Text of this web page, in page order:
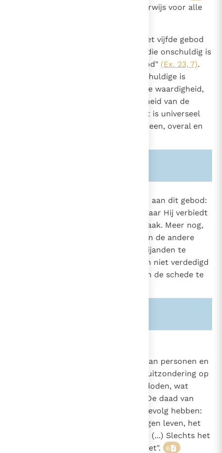
En dit inzicht blijft noodzakelijkerwijs voor alle
De Schrift preciseert wat door het vijfde gebod
verboden wordt: "Breng iemand die onschuldig is
en in zijn recht staat niet ter dood" (Ex. 23, 7).
Het vrijwillig doden van een onschuldige is
ernstig in strijd met de menselijke waardigheid,
met de gulden regel en de heiligheid van de
Schepper. De wet die dit verbiedt is universeel
geldig: zij verplicht allen en iedereen, overal en
In de Bergrede herinnert de Heer aan dit gebod:
maar Hij verbiedt
eveneens alle woede, haat en wraak. Meer nog,
Christus vraagt aan zijn leerlingen de andere
en hun vijanden te
Hij zelf heeft zich niet verdedigd
en legde Petrus op, het zwaard in de schede te
De geoorloofde zelfverdediging van personen en
van maatschappijen vormt geen uitzondering op
het verbod om onschuldigen te doden, wat
gebeurt bij vrijwillige doodslag. "De daad van
zelfverdediging kan een dubbel gevolg hebben:
het ene is het behoud van zijn eigen leven, het
andere de dood van de aanvaller. (...) Slechts het
ene is gewild; het andere is dit niet". 6